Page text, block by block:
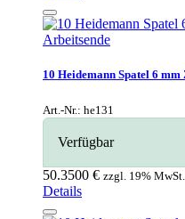
10 Heidemann Spatel 6
Art.-Nr.: he131
Verfügbar
50.3500 € zzgl. 19% MwSt.
Details